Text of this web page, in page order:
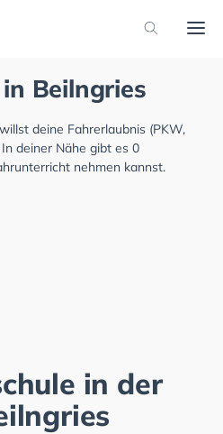
Beilngries
deine Fahrerlaubnis (PKW,
deiner Nähe gibt es 0
nehmen kannst.
in der